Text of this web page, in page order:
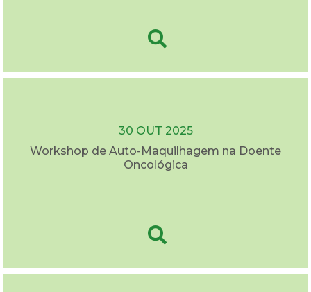
30 OUT 2025
Workshop de Auto-Maquilhagem na Doente
Oncológica